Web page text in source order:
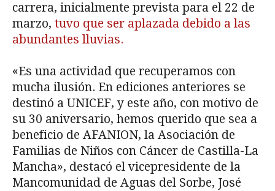
carrera, inicialmente prevista para el 22 de
marzo, tuvo que ser aplazada debido a las
abundantes lluvias.
«Es una actividad que recuperamos con
mucha ilusión. En ediciones anteriores se
destinó a UNICEF, y este año, con motivo de
su 30 aniversario, hemos querido que sea a
beneficio de AFANION, la Asociación de
Familias de Niños con Cáncer de Castilla-La
Mancha», destacó el vicepresidente de la
Mancomunidad de Aguas del Sorbe, José